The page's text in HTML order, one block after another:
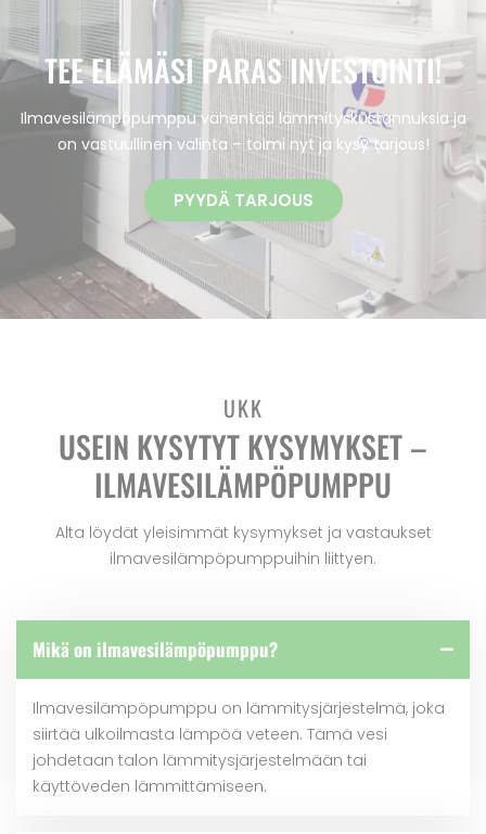
TEE ELÄMÄSI PARAS INVESTOINTI!
Ilmavesilämpöpumppu vähentää lämmityskustannuksia ja
on vastuullinen valinta – toimi nyt ja kysy tarjous!
PYYDÄ TARJOUS
UKK
USEIN KYSYTYT KYSYMYKSET –
ILMAVESILÄMPÖPUMPPU
Alta löydät yleisimmät kysymykset ja vastaukset
ilmavesilämpöpumppuihin liittyen.
Mikä on ilmavesilämpöpumppu?
Ilmavesilämpöpumppu on lämmitysjärjestelmä, joka
siirtää ulkoilmasta lämpöä veteen. Tämä vesi
johdetaan talon lämmitysjärjestelmään tai
käyttöveden lämmittämiseen.